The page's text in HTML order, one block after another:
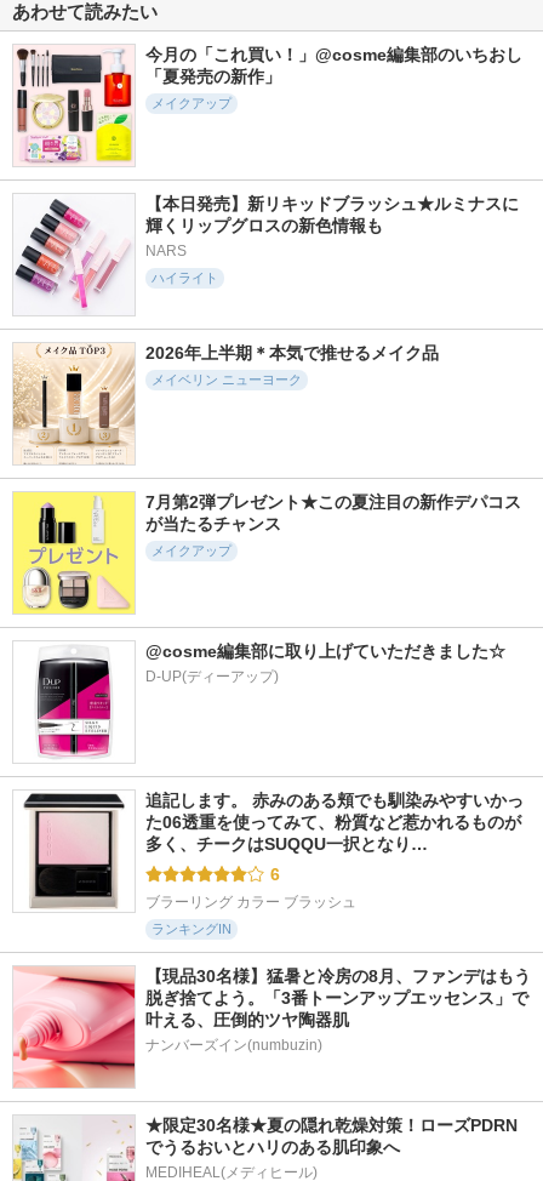
あわせて読みたい
今月の「これ買い！」@cosme編集部のいちおし
「夏発売の新作」
メイクアップ
【本日発売】新リキッドブラッシュ★ルミナスに
輝くリップグロスの新色情報も
NARS
ハイライト
2026年上半期＊本気で推せるメイク品
メイベリン ニューヨーク
7月第2弾プレゼント★この夏注目の新作デパコス
が当たるチャンス
メイクアップ
@cosme編集部に取り上げていただきました☆
D-UP(ディーアップ)
追記します。 赤みのある頬でも馴染みやすいかっ
た06透重を使ってみて、粉質など惹かれるものが
多く、チークはSUQQU一択となり…
6
ブラーリング カラー ブラッシュ
ランキングIN
【現品30名様】猛暑と冷房の8月、ファンデはもう
脱ぎ捨てよう。「3番トーンアップエッセンス」で
叶える、圧倒的ツヤ陶器肌
ナンバーズイン(numbuzin)
★限定30名様★夏の隠れ乾燥対策！ローズPDRN
でうるおいとハリのある肌印象へ
MEDIHEAL(メディヒール)